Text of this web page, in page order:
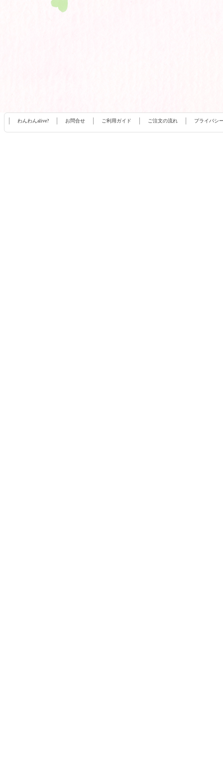
わんわんalive? お問合せ ご利用ガイド ご注文の流れ プライバシ